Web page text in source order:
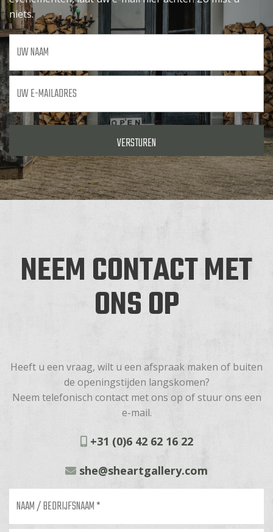
niets.
naam
mailadres *
NEEM CONTACT MET
ONS OP
Heeft u een vraag, wilt u een afspraak maken of buiten
de openingstijden langskomen?
Neem telefonisch contact met ons op of stuur ons een
e-mail.
+31 (0)6 42 62 16 22
she@sheartgallery.com
bedrijfsnaam